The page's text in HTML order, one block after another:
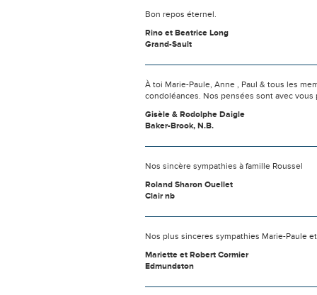
Bon repos éternel.
Rino et Beatrice Long
Grand-Sault
À toi Marie-Paule, Anne , Paul & tous les
condoléances. Nos pensées sont avec
Gisèle & Rodolphe Daigle
Baker-Brook, N.B.
Nos sincère sympathies à famille Roussel
Roland Sharon Ouellet
Clair nb
Nos plus sinceres sympathies Marie-Paule
Mariette et Robert Cormier
Edmundston